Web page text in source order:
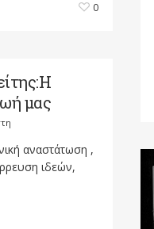
0
μας
αναστάτωση ,
ιδεών,